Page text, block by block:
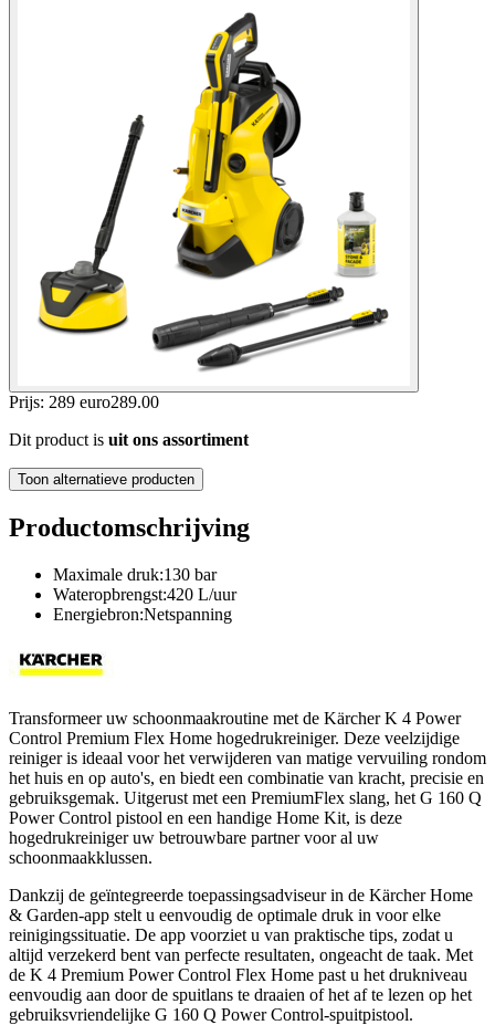
Prijs: 289 euro289.00
Dit product is uit ons assortiment
Toon alternatieve producten
Productomschrijving
Maximale druk:130 bar
Wateropbrengst:420 L/uur
Energiebron:Netspanning
Transformeer uw schoonmaakroutine met de Kärcher K 4 Power
Control Premium Flex Home hogedrukreiniger. Deze veelzijdige
reiniger is ideaal voor het verwijderen van matige vervuiling rondom
het huis en op auto's, en biedt een combinatie van kracht, precisie en
gebruiksgemak. Uitgerust met een PremiumFlex slang, het G 160 Q
Power Control pistool en een handige Home Kit, is deze
hogedrukreiniger uw betrouwbare partner voor al uw
schoonmaakklussen.
Dankzij de geïntegreerde toepassingsadviseur in de Kärcher Home
& Garden-app stelt u eenvoudig de optimale druk in voor elke
reinigingssituatie. De app voorziet u van praktische tips, zodat u
altijd verzekerd bent van perfecte resultaten, ongeacht de taak. Met
de K 4 Premium Power Control Flex Home past u het drukniveau
eenvoudig aan door de spuitlans te draaien of het af te lezen op het
gebruiksvriendelijke G 160 Q Power Control-spuitpistool.